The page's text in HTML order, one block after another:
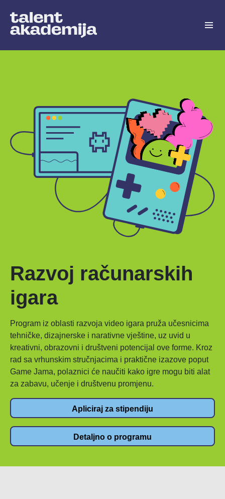
Razvoj računarskih
igara
Program iz oblasti razvoja video igara pruža učesnicima
tehničke, dizajnerske i narativne vještine, uz uvid u
kreativni, obrazovni i društveni potencijal ove forme. Kroz
rad sa vrhunskim stručnjacima i praktične izazove poput
Game Jama, polaznici će naučiti kako igre mogu biti alat
za zabavu, učenje i društvenu promjenu.
Apliciraj za stipendiju
Detaljno o programu